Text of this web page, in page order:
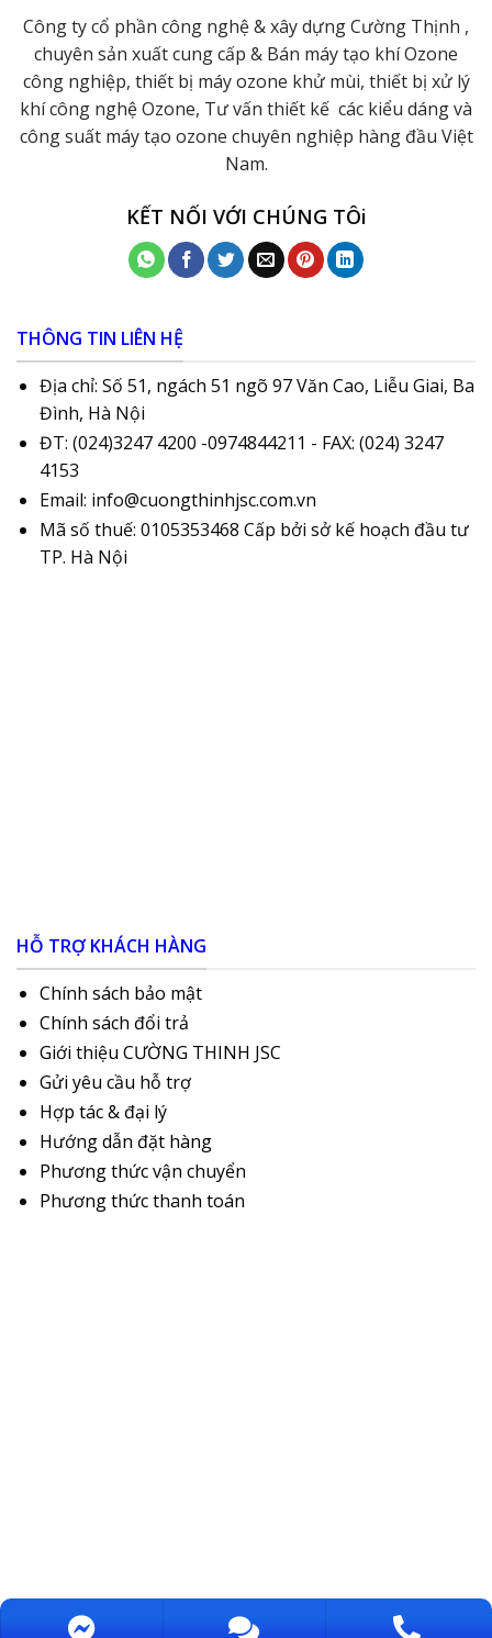
Công ty cổ phần công nghệ & xây dựng Cường Thịnh ,
chuyên sản xuất cung cấp & Bán máy tạo khí Ozone
công nghiệp, thiết bị máy ozone khử mùi, thiết bị xử lý
khí công nghệ Ozone, Tư vấn thiết kế các kiểu dáng và
công suất máy tạo ozone chuyên nghiệp hàng đầu Việt
Nam.
KẾT NỐI VỚI CHÚNG TÔi
THÔNG TIN LIÊN HỆ
Địa chỉ: Số 51, ngách 51 ngõ 97 Văn Cao, Liễu Giai, Ba
Đình, Hà Nội
ĐT: (024)3247 4200 -0974844211 - FAX: (024) 3247
4153
Email: info@cuongthinhjsc.com.vn
Mã số thuế: 0105353468 Cấp bởi sở kế hoạch đầu tư
TP. Hà Nội
HỖ TRỢ KHÁCH HÀNG
Chính sách bảo mật
Chính sách đổi trả
Giới thiệu CƯỜNG THINH JSC
Gửi yêu cầu hỗ trợ
Hợp tác & đại lý
Hướng dẫn đặt hàng
Phương thức vận chuyển
Phương thức thanh toán